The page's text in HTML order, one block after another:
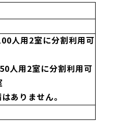
人用2室に分割利用可
人用2室に分割利用可
ありません。